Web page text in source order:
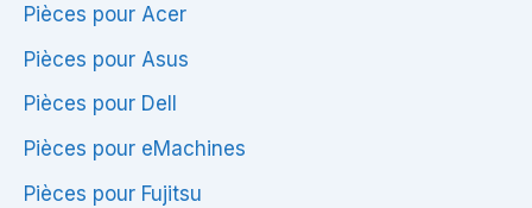
Pièces pour Acer
Pièces pour Asus
Pièces pour Dell
Pièces pour eMachines
Pièces pour Fujitsu